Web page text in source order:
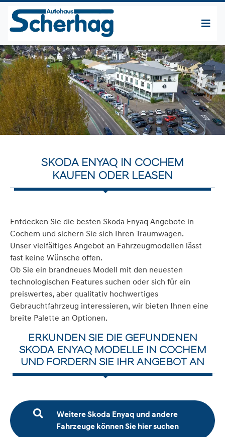
SKODA ENYAQ IN COCHEM
KAUFEN ODER LEASEN
Entdecken Sie die besten Skoda Enyaq Angebote in
Cochem und sichern Sie sich Ihren Traumwagen.
Unser vielfältiges Angebot an Fahrzeugmodellen lässt
fast keine Wünsche offen.
Ob Sie ein brandneues Modell mit den neuesten
technologischen Features suchen oder sich für ein
preiswertes, aber qualitativ hochwertiges
Gebrauchtfahrzeug interessieren, wir bieten Ihnen eine
breite Palette an Optionen.
ERKUNDEN SIE DIE GEFUNDENEN
SKODA ENYAQ MODELLE IN COCHEM
UND FORDERN SIE IHR ANGEBOT AN
Weitere Skoda Enyaq und andere
Fahrzeuge können Sie hier suchen